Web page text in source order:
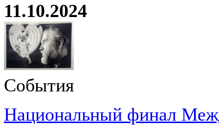
11.10.2024
События
Национальный финал